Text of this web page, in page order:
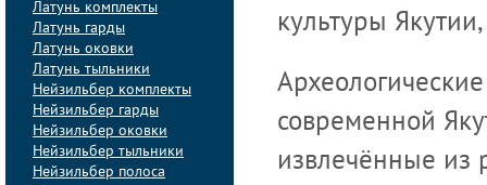
Латунь комплекты
Латунь гарды
Латунь оковки
Латунь тыльники
Нейзильбер комплекты
Нейзильбер гарды
Нейзильбер оковки
Нейзильбер тыльники
Нейзильбер полоса
культуры
современной
извлечённые из